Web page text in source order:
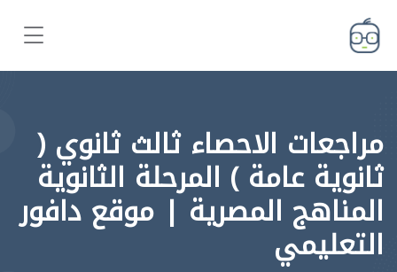
مراجعات الاحصاء ثالث ثانوي (
ثانوية عامة ) المرحلة الثانوية
المناهج المصرية | موقع دافور
التعليمي